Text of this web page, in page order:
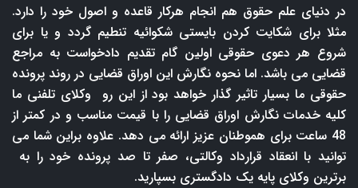
در دنیای علم حقوق هم انجام هرکار قاعده و اصول خود را دارد.
مثلا برای شکایت کردن بایستی شکوائیه تنطیم گردد و یا برای
شروع هر دعوی حقوقی اولین گام تقدیم دادخواست به مراجع
قضایی می باشد. اما نحوه نگارش این اوراق قضایی در روند پرونده
حقوقی ما بسیار تاثیر گذار خواهد بود از این رو وکلای تلفنی ما
کلیه خدمات نگارش اوراق قضایی را با قیمت مناسب و در کمتر از
48 ساعت برای هموطنان عزیز ارائه می دهد. علاوه براین شما می
توانید با انعقاد قرارداد وکالتی، صفر تا صد پرونده خود را به
برترین وکلای پایه یک دادگستری بسپارید.